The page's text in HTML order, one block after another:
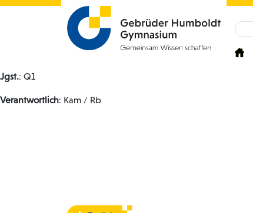
Jgst.: Q1
Verantwortlich: Kam / Rb